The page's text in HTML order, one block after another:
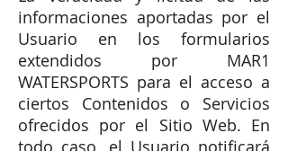
informaciones aportadas por el
Usuario en los formularios
extendidos por MAR1
WATERSPORTS para el acceso a
ciertos Contenidos o Servicios
ofrecidos por el Sitio Web. En
todo caso, el Usuario notificará